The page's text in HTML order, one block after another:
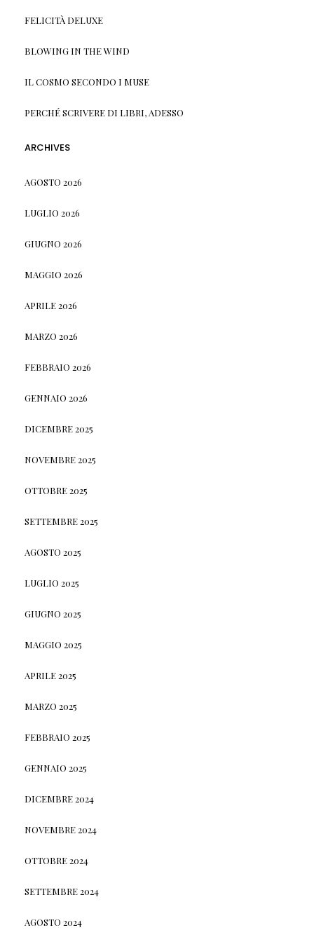
FELICITÀ DELUXE
BLOWING IN THE WIND
IL COSMO SECONDO I MUSE
PERCHÉ SCRIVERE DI LIBRI, ADESSO
ARCHIVES
AGOSTO 2026
LUGLIO 2026
GIUGNO 2026
MAGGIO 2026
APRILE 2026
MARZO 2026
FEBBRAIO 2026
GENNAIO 2026
DICEMBRE 2025
NOVEMBRE 2025
OTTOBRE 2025
SETTEMBRE 2025
AGOSTO 2025
LUGLIO 2025
GIUGNO 2025
MAGGIO 2025
APRILE 2025
MARZO 2025
FEBBRAIO 2025
GENNAIO 2025
DICEMBRE 2024
NOVEMBRE 2024
OTTOBRE 2024
SETTEMBRE 2024
AGOSTO 2024